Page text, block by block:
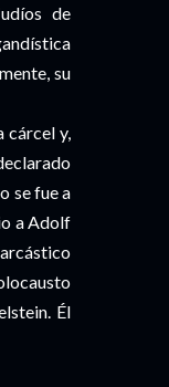
de
su
cárcel y,
se fue a
a Adolf
Él